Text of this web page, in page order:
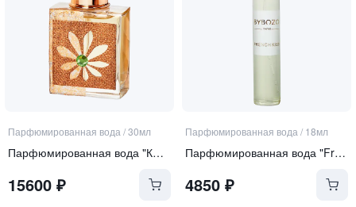
Парфюмированная вода /30мл
Парфюмированная вода "КРЕМ ДЕ ЛЯ КРЕМ"
15600 ₽
Парфюмированная вода / 18мл
Парфюмированная вода "French Kiss"
4850₽